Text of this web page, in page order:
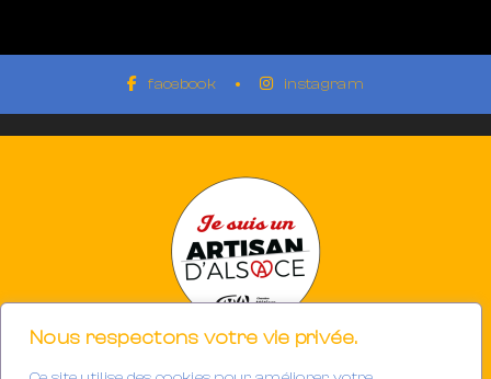
Nous respectons votre vie privée.
facebook instagram